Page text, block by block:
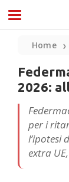
Home ❯
2026:
per i
l’ipotesi
extra